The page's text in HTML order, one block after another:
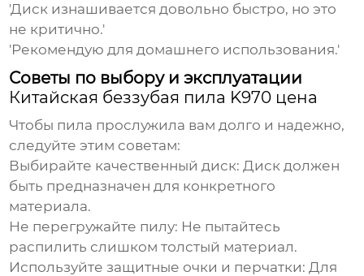
'Диск изнашивается довольно быстро, но это
не критично.'
'Рекомендую для домашнего использования.'
Советы по выбору и эксплуатации
Китайская беззубая пила K970 цена
Чтобы пила прослужила вам долго и надежно,
следуйте этим советам:
Выбирайте качественный диск: Диск должен
быть предназначен для конкретного
материала.
Не перегружайте пилу: Не пытайтесь
распилить слишком толстый материал.
Используйте защитные очки и перчатки: Для